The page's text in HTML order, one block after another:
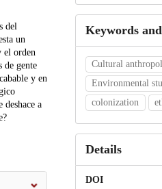
del
un
el orden
de gente
y en
a
Keywords
Cultural
Environmental
colonization
Details
DOI